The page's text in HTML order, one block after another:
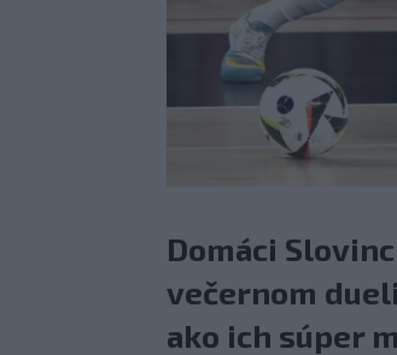
Domáci
večernom
ako ich súper